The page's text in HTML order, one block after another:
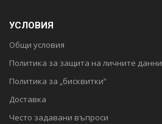
УСЛОВИЯ
Общи условия
Политика за защита на личните данни
Политика за „бисквитки“
Доставка
Често задавани въпроси